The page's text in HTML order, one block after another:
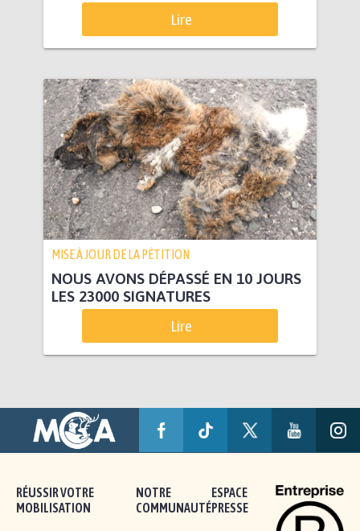
Lire
MISE À JOUR DE LA PÉTITION
NOUS AVONS DÉPASSÉ EN 10 JOURS
LES 23000 SIGNATURES
Lire
RÉUSSIR VOTRE
MOBILISATION
NOTRE
COMMUNAUTÉ
ESPACE
PRESSE